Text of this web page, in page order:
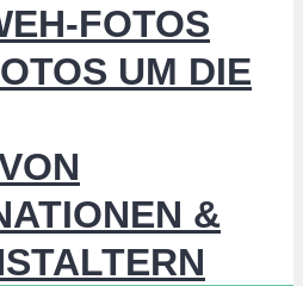
FOTOS
UM DIE
&